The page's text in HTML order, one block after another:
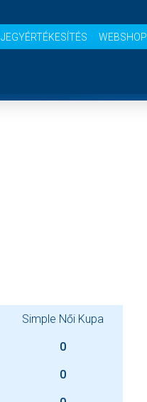
JEGYÉRTÉKESÍTÉS WEBSHOP
Simple Női Kupa
0
0